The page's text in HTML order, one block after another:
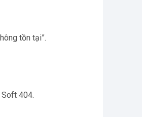
tồn tại”.
Soft 404.